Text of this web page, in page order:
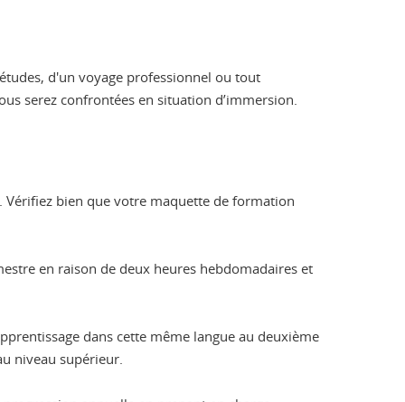
d'un voyage professionnel ou tout
serez confrontées en situation d’immersion.
Vérifiez bien que votre maquette de formation
en raison de deux heures hebdomadaires et
dans cette même langue au deuxième
niveau supérieur.